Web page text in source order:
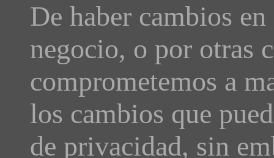
De haber cambios
negocio, o por otras
comprometemos a
los cambios que
de privacidad, sin